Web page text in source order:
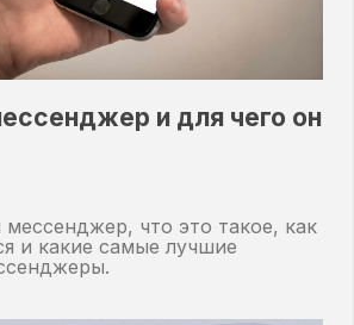
и для чего он
что это такое, как
и какие самые лучшие